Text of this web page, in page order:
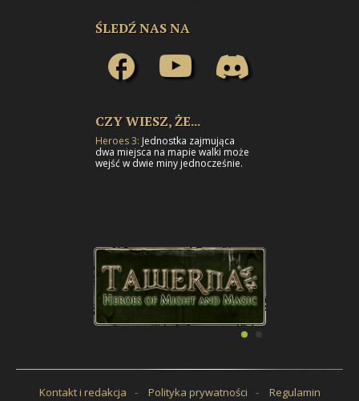
ŚLEDŹ NAS NA
CZY WIESZ, ŻE...
Heroes 3: Jednostka zajmująca
dwa miejsca na mapie walki może
wejść w dwie miny jednocześnie.
Kontakt i redakcja Polityka prywatności Regulamin